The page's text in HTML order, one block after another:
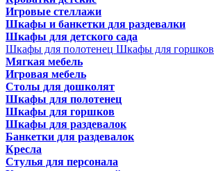
Игровые стеллажи
Шкафы и банкетки для раздевалки
Шкафы для детского сада
Шкафы для полотенец Шкафы для горшков
Мягкая мебель
Игровая мебель
Столы для дошколят
Шкафы для полотенец
Шкафы для горшков
Шкафы для раздевалок
Банкетки для раздевалок
Кресла
Стулья для персонала